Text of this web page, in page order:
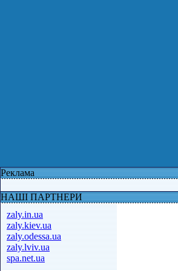
Реклама
НАШІ ПАРТНЕРИ
zaly.in.ua
zaly.kiev.ua
zaly.odessa.ua
zaly.lviv.ua
spa.net.ua